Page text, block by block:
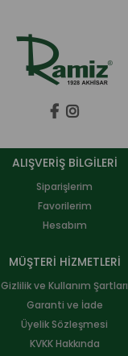
ALIŞVERİŞ BİLGİLERİ
Siparişlerim
Favorilerim
Hesabım
MÜŞTERİ HİZMETLERİ
Gizlilik ve Kullanım Şartları
Garanti ve İade
Üyelik Sözleşmesi
KVKK Hakkında